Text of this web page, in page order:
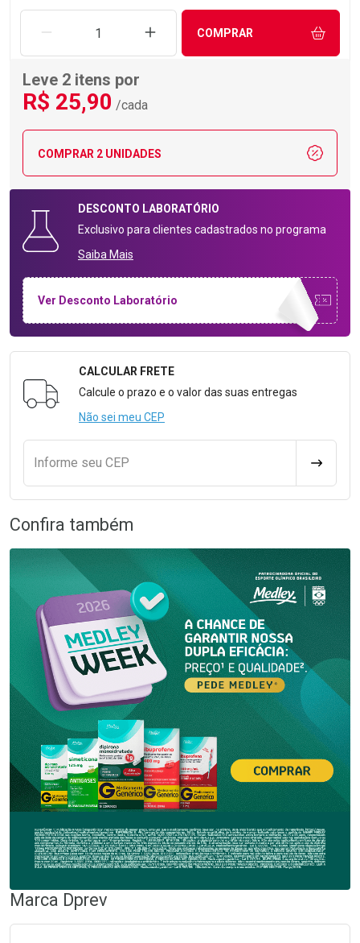
REMOVER UMA UNIDADEAUMENTAR UMA UNIDADE
COMPRAR
Leve 2 itens por
R$ 25,90 /cada
COMPRAR 2 UNIDADES
DESCONTO LABORATÓRIO
Exclusivo para clientes cadastrados no programa
Saiba Mais
Ver Desconto Laboratório
Formulário para Calcular o Frete
CALCULAR FRETE
Calcule o prazo e o valor das suas entregas
Não sei meu CEP
Informe seu CEP
Confira também
Marca Dprev